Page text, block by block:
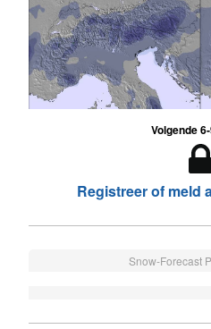
Volgende
Registreer of meld
Snow-Forecast